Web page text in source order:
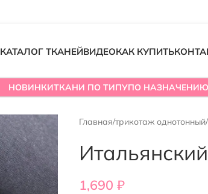
КАТАЛОГ ТКАНЕЙВИДЕОКАК КУПИТЬ
НОВИНКИТКАНИ ПО ТИПУПО НАЗНАЧЕНИЮ
Главная/трикотаж однотонный/
1,690₽